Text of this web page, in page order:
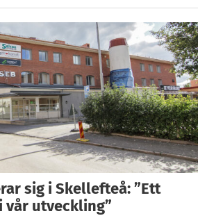
sig i Skellefteå: ”Ett
utveckling”